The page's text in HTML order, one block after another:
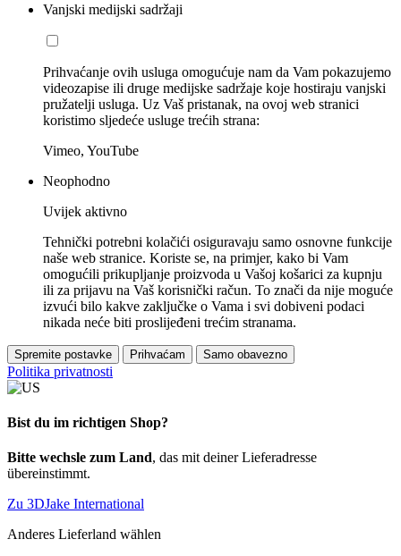
Vanjski medijski sadržaji
Prihvaćanje ovih usluga omogućuje nam da Vam pokazujemo
videozapise ili druge medijske sadržaje koje hostiraju vanjski
pružatelji usluga. Uz Vaš pristanak, na ovoj web stranici
koristimo sljedeće usluge trećih strana:
Vimeo, YouTube
Neophodno
Uvijek aktivno
Tehnički potrebni kolačići osiguravaju samo osnovne funkcije
naše web stranice. Koriste se, na primjer, kako bi Vam
omogućili prikupljanje proizvoda u Vašoj košarici za kupnju
ili za prijavu na Vaš korisnički račun. To znači da nije moguće
izvući bilo kakve zaključke o Vama i svi dobiveni podaci
nikada neće biti proslijeđeni trećim stranama.
Spremite postavke Prihvaćam Samo obavezno
Politika privatnosti
Bist du im richtigen Shop?
Bitte wechsle zum Land, das mit deiner Lieferadresse
übereinstimmt.
Zu 3DJake International
Anderes Lieferland wählen